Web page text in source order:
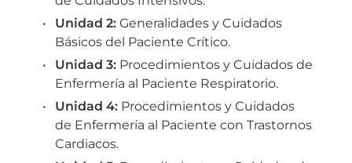
Unidad 2: Generalidades y Cuidados
Básicos del Paciente Crítico.
Unidad 3: Procedimientos y Cuidados de
Enfermería al Paciente Respiratorio.
Unidad 4: Procedimientos y Cuidados
de Enfermería al Paciente con Trastornos
Cardiacos.